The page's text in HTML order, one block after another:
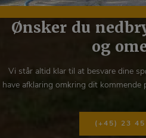
Ønsker du
og
Vi står altid klar til at besvare dine
have afklaring omkring dit
(+45) 23